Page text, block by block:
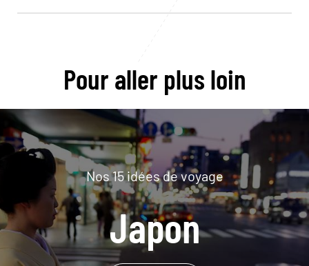
Pour aller plus loin
Nos 15 idées de voyage
Japon